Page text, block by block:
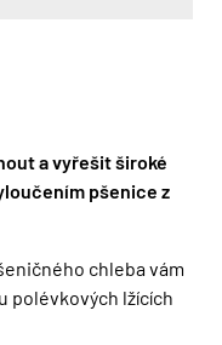
a vyřešit široké
pšenice z
chleba vám
polévkových lžících